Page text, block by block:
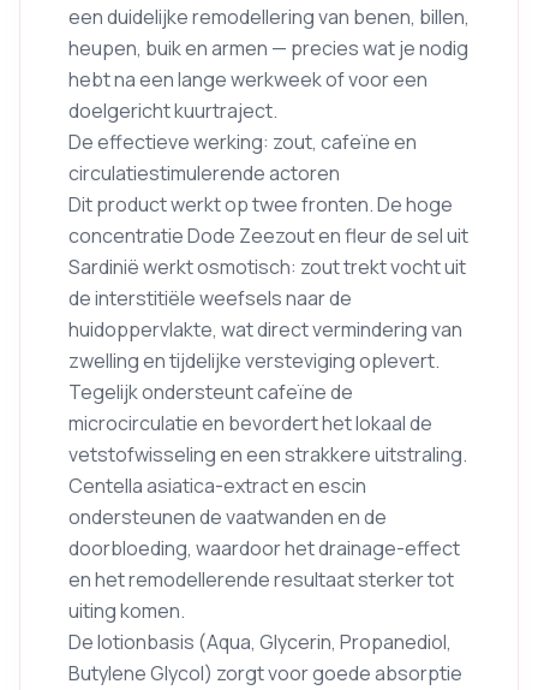
een duidelijke remodellering van benen, billen,
heupen, buik en armen — precies wat je nodig
hebt na een lange werkweek of voor een
doelgericht kuurtraject.
De effectieve werking: zout, cafeïne en
circulatiestimulerende actoren
Dit product werkt op twee fronten. De hoge
concentratie Dode Zeezout en fleur de sel uit
Sardinië werkt osmotisch: zout trekt vocht uit
de interstitiële weefsels naar de
huidoppervlakte, wat direct vermindering van
zwelling en tijdelijke versteviging oplevert.
Tegelijk ondersteunt cafeïne de
microcirculatie en bevordert het lokaal de
vetstofwisseling en een strakkere uitstraling.
Centella asiatica-extract en escin
ondersteunen de vaatwanden en de
doorbloeding, waardoor het drainage-effect
en het remodellerende resultaat sterker tot
uiting komen.
De lotionbasis (Aqua, Glycerin, Propanediol,
Butylene Glycol) zorgt voor goede absorptie